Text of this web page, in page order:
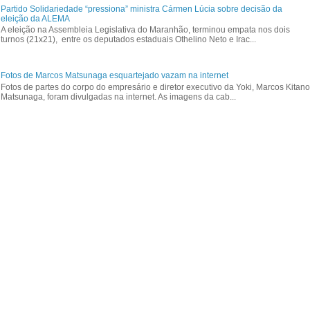
Partido Solidariedade “pressiona” ministra Cármen Lúcia sobre decisão da
eleição da ALEMA
A eleição na Assembleia Legislativa do Maranhão, terminou empata nos dois
turnos (21x21), entre os deputados estaduais Othelino Neto e Irac...
Fotos de Marcos Matsunaga esquartejado vazam na internet
Fotos de partes do corpo do empresário e diretor executivo da Yoki, Marcos Kitano
Matsunaga, foram divulgadas na internet. As imagens da cab...